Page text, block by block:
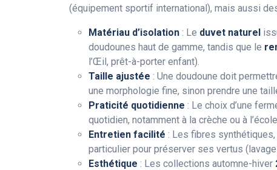
(équipement sportif international), mais aussi
Matériau d’isolation : Le duvet naturel
doudounes haut de gamme, tandis que le
l’Œil, prêt-à-porter enfant).
Taille ajustée : Une doudoune doit
une morphologie fine, sinon prendre une
Praticité quotidienne : Le choix d’une
quotidien, notamment à la crèche ou à
Entretien facilité : Les fibres
particulier pour préserver ses vertus
Esthétique : Les collections automne-hiver